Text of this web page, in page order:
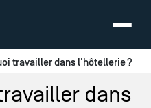
travailler dans l'hôtellerie ?
dans